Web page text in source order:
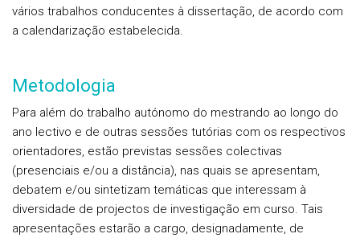
vários trabalhos conducentes à dissertação, de acordo com
a calendarização estabelecida.
Metodologia
Para além do trabalho autónomo do mestrando ao longo do
ano lectivo e de outras sessões tutórias com os respectivos
orientadores, estão previstas sessões colectivas
(presenciais e/ou a distância), nas quais se apresentam,
debatem e/ou sintetizam temáticas que interessam à
diversidade de projectos de investigação em curso. Tais
apresentações estarão a cargo, designadamente, de